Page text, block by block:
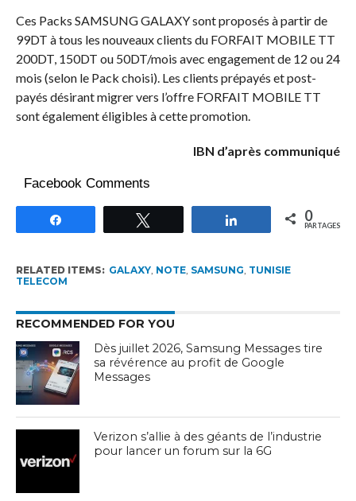
Ces Packs SAMSUNG GALAXY sont proposés à partir de
99DT à tous les nouveaux clients du FORFAIT MOBILE TT
200DT, 150DT ou 50DT/mois avec engagement de 12 ou 24
mois (selon le Pack choisi). Les clients prépayés et post-
payés désirant migrer vers l’offre FORFAIT MOBILE TT
sont également éligibles à cette promotion.
IBN d’après communiqué
Facebook Comments
Partagez 0
PARTAGES
RELATED ITEMS: GALAXY, NOTE, SAMSUNG TUNISIE
TELECOM
RECOMMENDED FOR YOU
Dès juillet 2026, Samsung Messages tire
sa révérence au profit de Google
Messages
Verizon s’allie à des géants de l’industrie
pour lancer un forum sur la 6G